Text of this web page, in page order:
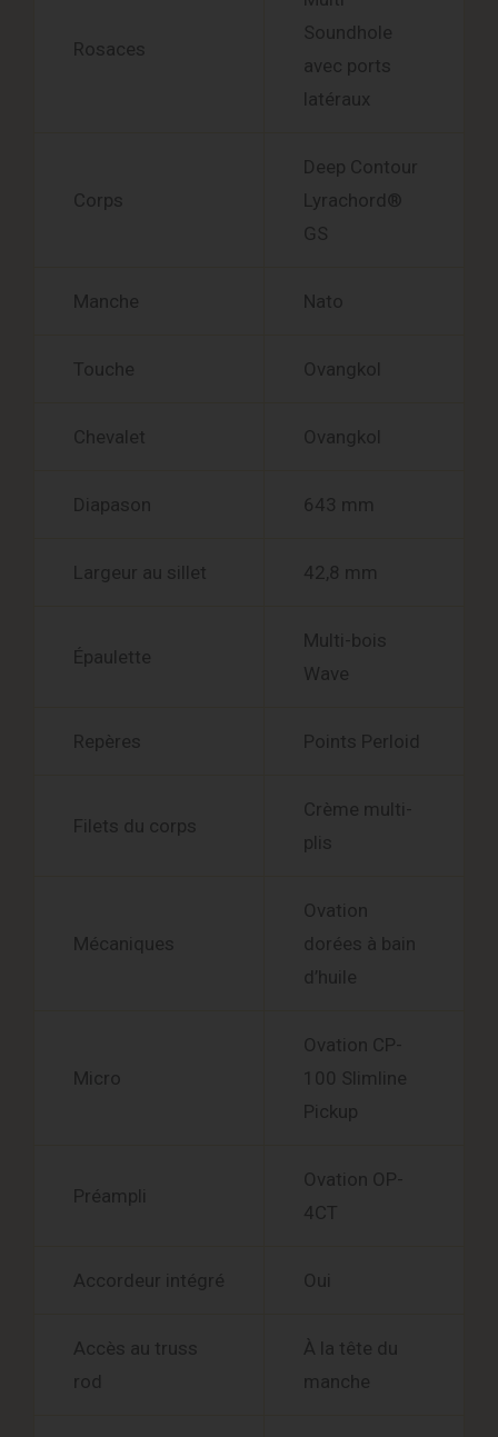
Rosaces
Soundhole
avec ports
latéraux
Corps
Deep Contour
Lyrachord®
GS
Manche Nato
Touche Ovangkol
Chevalet Ovangkol
Diapason 643 mm
Largeur au sillet 42,8 mm
Épaulette
Multi-bois
Wave
Repères Points Perloid
Filets du corps
Crème multi-
plis
Mécaniques
Ovation
dorées à bain
d’huile
Micro
Ovation CP-
100 Slimline
Pickup
Préampli
Ovation OP-
4CT
Accordeur intégré Oui
Accès au truss
rod
À la tête du
manche